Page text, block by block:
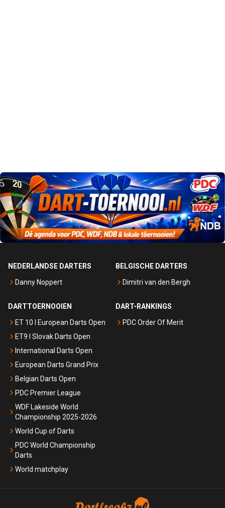
NEDERLANDSE DARTERS
Danny Noppert
BELGISCHE DARTERS
Dimitri van den Bergh
DARTTOERNOOIEN
ET 10 I European Darts Open
ET9 I Slovak Darts Open
International Darts Open
European Darts Grand Prix
Belgian Darts Open
PDC Premier League
WDF Lakeside World
Championship 2025-2026
World Cup of Darts
PDC World Championship
Darts
World matchplay
DART-RANKINGS
PDC Order Of Merit